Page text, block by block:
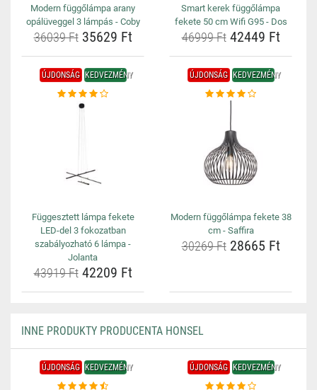
Modern függőlámpa arany
opálüveggel 3 lámpás - Coby
36039 Ft35629 Ft
Smart kerek függőlámpa
fekete 50 cm Wifi G95 - Dos
46999 Ft42449 Ft
ÚJDONSÁG KEDVEZMÉNY
Függesztett lámpa fekete
LED-del 3 fokozatban
szabályozható 6 lámpa -
Jolanta
43919 Ft42209 Ft
ÚJDONSÁG KEDVEZMÉNY
Modern függőlámpa fekete 38
cm - Saffira
30269 Ft28665 Ft
INNE PRODUKTY PRODUCENTA HONSEL
ÚJDONSÁG KEDVEZMÉNY ÚJDONSÁG KEDVEZMÉNY